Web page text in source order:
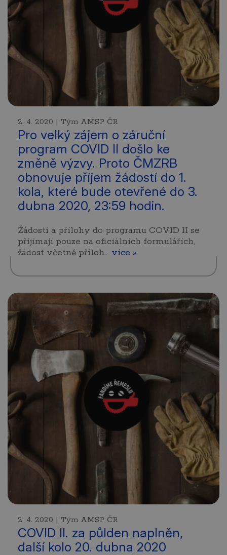
2. 4. 2020 | Tým AMSP ČR
Pro velký zájem o záruční
program COVID II došlo ke
změně výzvy. Proto ČMZRB
obnovuje příjem žádostí do 1.
kola, které bude otevřené do 3.
dubna 2020, 23:59 hodin.
Žádosti a přílohy do programu COVID II se
přijímají pouze na oficiálních formulářích,
žádost včetně příloh… více »
2. 4. 2020 | Tým AMSP ČR
COVID II. za půlden naplněn,
další kolo 20. dubna 2020